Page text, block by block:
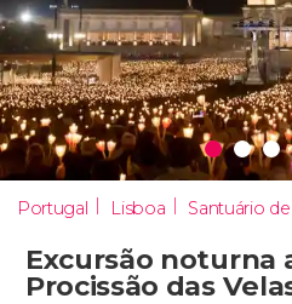
Portugal Lisboa Santuário
Excursão noturna
Procissão das